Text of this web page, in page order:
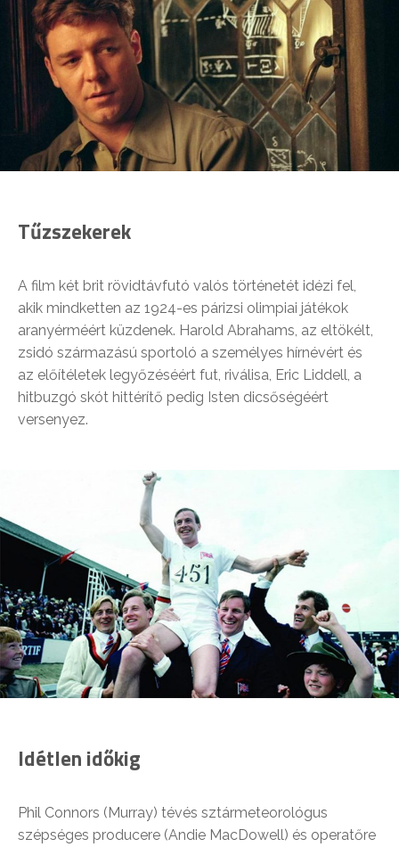
Tűzszekerek
A film két brit rövidtávfutó valós történetét idézi fel,
akik mindketten az 1924-es párizsi olimpiai játékok
aranyérméért küzdenek. Harold Abrahams, az eltökélt,
zsidó származású sportoló a személyes hírnévért és
az előítéletek legyőzéséért fut, riválisa, Eric Liddell, a
hitbuzgó skót hittérítő pedig Isten dicsőségéért
versenyez.
Idétlen időkig
Phil Connors (Murray) tévés sztármeteorológus
szépséges producere (Andie MacDowell) és operatőre